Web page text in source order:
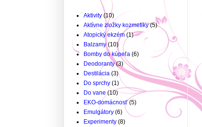
Aktivity (10)
Aktívne zložky kozmetiky (5)
Atopický ekzém (1)
Balzamy (10)
Bomby do kúpeľa (6)
Deodoranty (3)
Destilácia (3)
Do sprchy (1)
Do vane (10)
EKO-domácnosť (5)
Emulgátory (6)
Experimenty (8)